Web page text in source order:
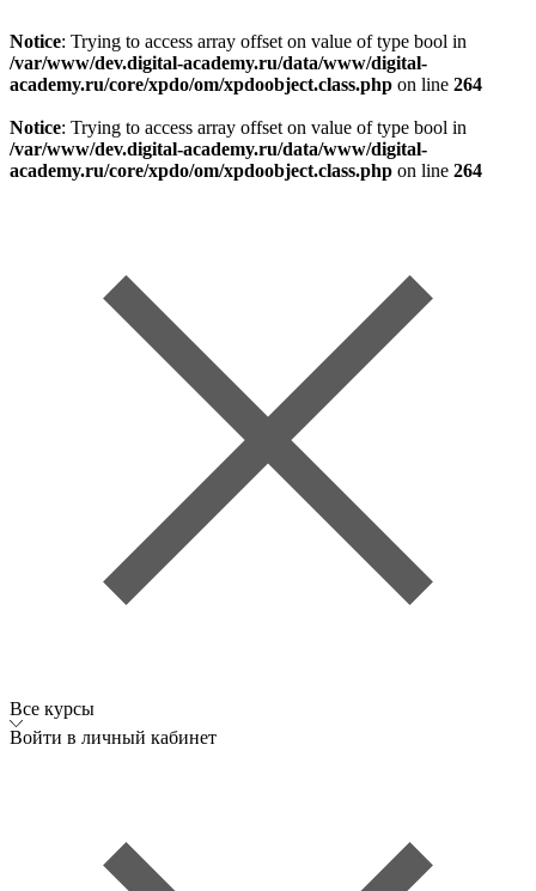
Notice: Trying to access array offset on value of type bool in
/var/www/dev.digital-academy.ru/data/www/digital-
academy.ru/core/xpdo/om/xpdoobject.class.php on line 264
Notice: Trying to access array offset on value of type bool in
/var/www/dev.digital-academy.ru/data/www/digital-
academy.ru/core/xpdo/om/xpdoobject.class.php on line 264
Все курсы
Войти в личный кабинет